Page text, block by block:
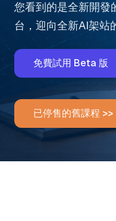
您看到的是全新開發
台，迎向全新AI架站
免費試用 Beta 版
已停售的舊課程 >>